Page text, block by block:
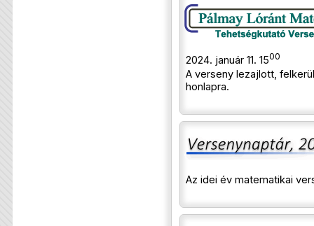
2024. január 11. 1500
A verseny lezajlott,
honlapra.
Az idei év matematikai